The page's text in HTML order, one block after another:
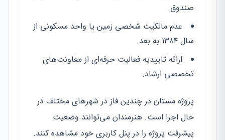
صندوق.
عدم مالکیت شخصی زمین یا واحد مسکونی از
سال ۱۳۸۴ به بعد.
ارائه تاییدیه فعالیت حرفه‌ای از معاونت‌های
تخصصی ارشاد.
پروژه مستان در چندین فاز در شهرهای مختلف در
حال اجرا است. هنرمندان می‌توانند وضعیت
پیشرفت پروژه را در پنل کاربری خود مشاهده کنند.